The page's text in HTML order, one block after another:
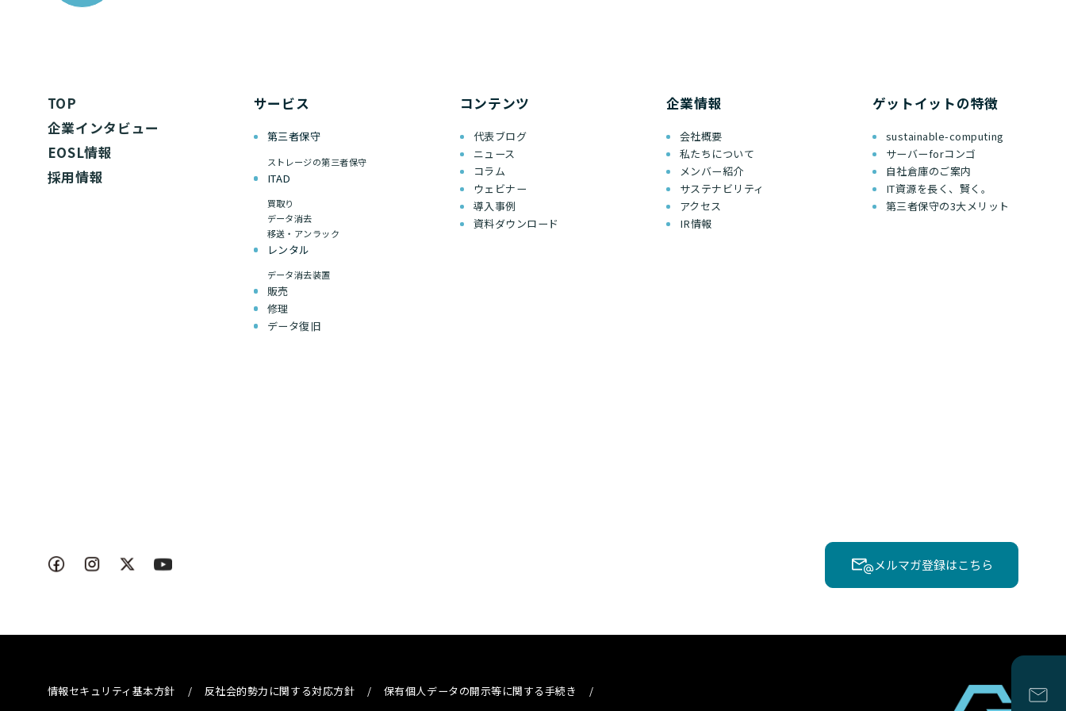
TOP
企業インタビュー
EOSL情報
採用情報
サービス
第三者保守
ストレージの第三者保守
ITAD
買取り
データ消去
移送・アンラック
レンタル
データ消去装置
販売
修理
データ復旧
コンテンツ
代表ブログ
ニュース
コラム
ウェビナー
導入事例
資料ダウンロード
企業情報
会社概要
私たちについて
メンバー紹介
サステナビリティ
アクセス
IR情報
ゲットイットの特徴
sustainable-computing
サーバーforコンゴ
自社倉庫のご案内
IT資源を長く、賢く。
第三者保守の3大メリット
メルマガ登録はこちら
情報セキュリティ基本方針 / 反社会的勢力に関する対応方針 / 保有個人データの開示等に関する手続き /